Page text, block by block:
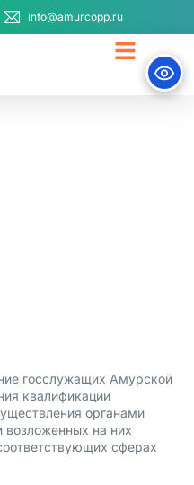
info@amurcopp.ru
госслужащих Амурской
квалификации
органами
возложенных на них
сферах